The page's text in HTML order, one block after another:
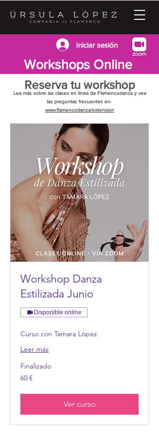
Iniciar sesión
Workshops Online
Reserva tu workshop
Lea más sobre las clases en línea de Flamencodanza y vea
las preguntas frecuentes en:
www.flamencodanza/extension
Workshop Danza
Estilizada Junio
Disponible online
Curso con Tamara López
Leer más
Finalizado
60
euros
60 €
Ver curso